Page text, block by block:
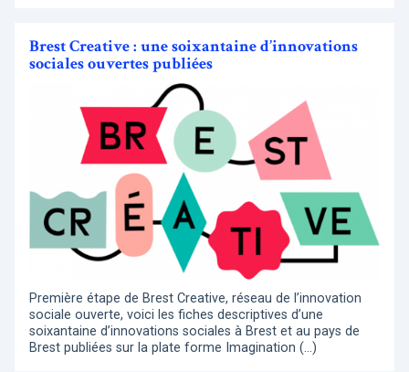
Brest Creative : une soixantaine d’innovations
sociales ouvertes publiées
Première étape de Brest Creative, réseau de l’innovation
sociale ouverte, voici les fiches descriptives d’une
soixantaine d’innovations sociales à Brest et au pays de
Brest publiées sur la plate forme Imagination (…)